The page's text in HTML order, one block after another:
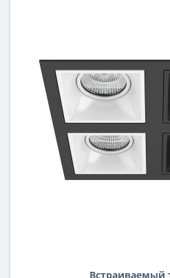
Встраиваемый